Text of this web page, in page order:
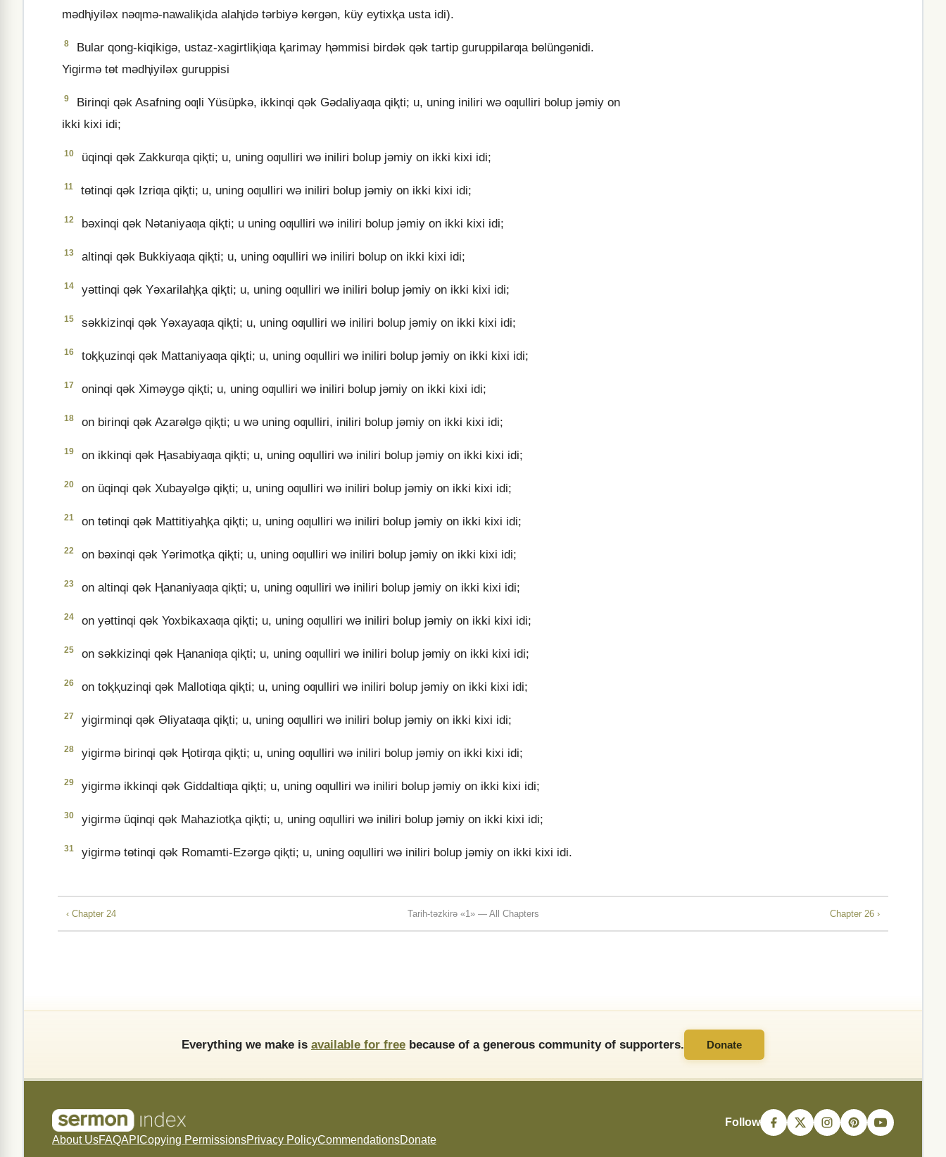
mǝdⱨiyilǝx nǝƣmǝ-nawaliⱪida alaⱨidǝ tǝrbiyǝ kɵrgǝn, küy eytixⱪa usta idi).
8
Bular qong-kiqikigǝ, ustaz-xagirtliⱪiƣa ⱪarimay ⱨǝmmisi birdǝk qǝk tartip guruppilarƣa bɵlüngǝnidi.
Yigirmǝ tɵt mǝdⱨiyilǝx guruppisi
9
Birinqi qǝk Asafning oƣli Yüsüpkǝ, ikkinqi qǝk Gǝdaliyaƣa qiⱪti; u, uning iniliri wǝ oƣulliri bolup jǝmiy on
ikki kixi idi;
10 üqinqi qǝk Zakkurƣa qiⱪti; u, uning oƣulliri wǝ iniliri bolup jǝmiy on ikki kixi idi;
11 tɵtinqi qǝk Izriƣa qiⱪti; u, uning oƣulliri wǝ iniliri bolup jǝmiy on ikki kixi idi;
12 bǝxinqi qǝk Nǝtaniyaƣa qiⱪti; u uning oƣulliri wǝ iniliri bolup jǝmiy on ikki kixi idi;
13 altinqi qǝk Bukkiyaƣa qiⱪti; u, uning oƣulliri wǝ iniliri bolup on ikki kixi idi;
14 yǝttinqi qǝk Yǝxarilaⱨⱪa qiⱪti; u, uning oƣulliri wǝ iniliri bolup jǝmiy on ikki kixi idi;
15 sǝkkizinqi qǝk Yǝxayaƣa qiⱪti; u, uning oƣulliri wǝ iniliri bolup jǝmiy on ikki kixi idi;
16 toⱪⱪuzinqi qǝk Mattaniyaƣa qiⱪti; u, uning oƣulliri wǝ iniliri bolup jǝmiy on ikki kixi idi;
17 oninqi qǝk Ximǝygǝ qiⱪti; u, uning oƣulliri wǝ iniliri bolup jǝmiy on ikki kixi idi;
18 on birinqi qǝk Azarǝlgǝ qiⱪti; u wǝ uning oƣulliri, iniliri bolup jǝmiy on ikki kixi idi;
19 on ikkinqi qǝk Ⱨasabiyaƣa qiⱪti; u, uning oƣulliri wǝ iniliri bolup jǝmiy on ikki kixi idi;
20 on üqinqi qǝk Xubayǝlgǝ qiⱪti; u, uning oƣulliri wǝ iniliri bolup jǝmiy on ikki kixi idi;
21 on tɵtinqi qǝk Mattitiyaⱨⱪa qiⱪti; u, uning oƣulliri wǝ iniliri bolup jǝmiy on ikki kixi idi;
22 on bǝxinqi qǝk Yǝrimotⱪa qiⱪti; u, uning oƣulliri wǝ iniliri bolup jǝmiy on ikki kixi idi;
23 on altinqi qǝk Ⱨananiyaƣa qiⱪti; u, uning oƣulliri wǝ iniliri bolup jǝmiy on ikki kixi idi;
24 on yǝttinqi qǝk Yoxbikaxaƣa qiⱪti; u, uning oƣulliri wǝ iniliri bolup jǝmiy on ikki kixi idi;
25 on sǝkkizinqi qǝk Ⱨananiƣa qiⱪti; u, uning oƣulliri wǝ iniliri bolup jǝmiy on ikki kixi idi;
26 on toⱪⱪuzinqi qǝk Mallotiƣa qiⱪti; u, uning oƣulliri wǝ iniliri bolup jǝmiy on ikki kixi idi;
27 yigirminqi qǝk Əliyataƣa qiⱪti; u, uning oƣulliri wǝ iniliri bolup jǝmiy on ikki kixi idi;
28 yigirmǝ birinqi qǝk Ⱨotirƣa qiⱪti; u, uning oƣulliri wǝ iniliri bolup jǝmiy on ikki kixi idi;
29 yigirmǝ ikkinqi qǝk Giddaltiƣa qiⱪti; u, uning oƣulliri wǝ iniliri bolup jǝmiy on ikki kixi idi;
30 yigirmǝ üqinqi qǝk Mahaziotⱪa qiⱪti; u, uning oƣulliri wǝ iniliri bolup jǝmiy on ikki kixi idi;
31 yigirmǝ tɵtinqi qǝk Romamti-Ezǝrgǝ qiⱪti; u, uning oƣulliri wǝ iniliri bolup jǝmiy on ikki kixi idi.
‹ Chapter 24 Tarih-tǝzkirǝ «1» — All Chapters Chapter 26 ›
Everything we make is available for free because of a generous community of supporters. Donate
About UsFAQAPI Copying PermissionsPrivacy PolicyCommendationsDonate
Follow